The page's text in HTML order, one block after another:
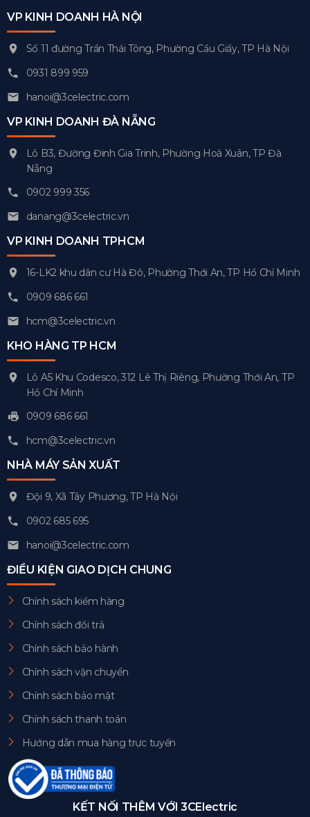
VP KINH DOANH HÀ NỘI
Số 11 đường Trần Thái Tông, Phường Cầu Giấy, TP Hà Nội
0931 899 959
hanoi@3celectric.com
VP KINH DOANH ĐÀ NẴNG
Lô B3, Đường Đinh Gia Trinh, Phường Hoà Xuân, TP Đà
Nẵng
0902 999 356
danang@3celectric.vn
VP KINH DOANH TPHCM
16-LK2 khu dân cư Hà Đô, Phường Thới An, TP Hồ Chí Minh
0909 686 661
hcm@3celectric.vn
KHO HÀNG TP HCM
Lô A5 Khu Codesco, 312 Lê Thị Riêng, Phường Thới An, TP
Hồ Chí Minh
0909 686 661
hcm@3celectric.vn
NHÀ MÁY SẢN XUẤT
Đội 9, Xã Tây Phương, TP Hà Nội
0902 685 695
hanoi@3celectric.com
ĐIỀU KIỆN GIAO DỊCH CHUNG
Chính sách kiểm hàng
Chính sách đổi trả
Chính sách bảo hành
Chính sách vận chuyển
Chính sách bảo mật
Chính sách thanh toán
Hướng dẫn mua hàng trực tuyến
KẾT NỐI THÊM VỚI 3CElectric